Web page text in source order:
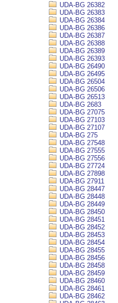
UDA-BG 26382
UDA-BG 26383
UDA-BG 26384
UDA-BG 26386
UDA-BG 26387
UDA-BG 26388
UDA-BG 26389
UDA-BG 26393
UDA-BG 26490
UDA-BG 26495
UDA-BG 26504
UDA-BG 26506
UDA-BG 26513
UDA-BG 2683
UDA-BG 27075
UDA-BG 27103
UDA-BG 27107
UDA-BG 275
UDA-BG 27548
UDA-BG 27555
UDA-BG 27556
UDA-BG 27724
UDA-BG 27898
UDA-BG 27911
UDA-BG 28447
UDA-BG 28448
UDA-BG 28449
UDA-BG 28450
UDA-BG 28451
UDA-BG 28452
UDA-BG 28453
UDA-BG 28454
UDA-BG 28455
UDA-BG 28456
UDA-BG 28458
UDA-BG 28459
UDA-BG 28460
UDA-BG 28461
UDA-BG 28462